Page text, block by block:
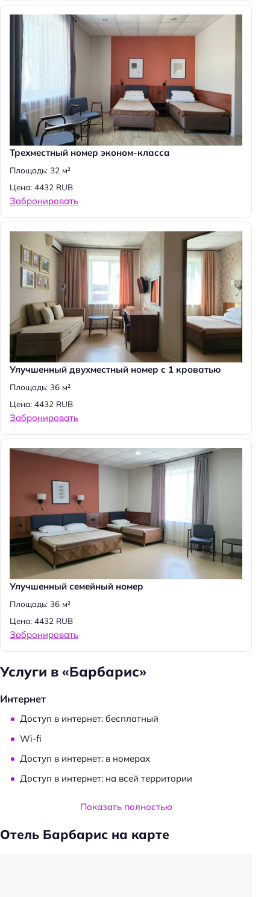
Трехместный номер эконом-класса
Площадь: 32 м²
Цена: 4432 RUB
Забронировать
Улучшенный двухместный номер с 1 кроватью
Площадь: 36 м²
Цена: 4432 RUB
Забронировать
Улучшенный семейный номер
Площадь: 36 м²
Цена: 4432 RUB
Забронировать
Услуги в «Барбарис»
Интернет
Доступ в интернет: бесплатный
Wi-fi
Доступ в интернет: в номерах
Доступ в интернет: на всей территории
Услуги и удобстваПоказать полностью
Отель Барбарис на карте
й